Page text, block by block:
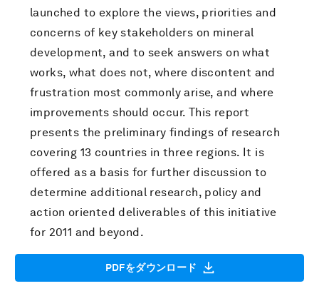
launched to explore the views, priorities and
concerns of key stakeholders on mineral
development, and to seek answers on what
works, what does not, where discontent and
frustration most commonly arise, and where
improvements should occur. This report
presents the preliminary findings of research
covering 13 countries in three regions. It is
offered as a basis for further discussion to
determine additional research, policy and
action oriented deliverables of this initiative
for 2011 and beyond.
PDFをダウンロード